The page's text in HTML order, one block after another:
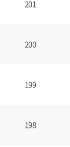
201
200
199
198